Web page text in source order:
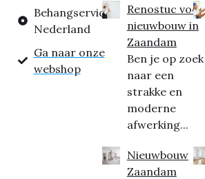
Behangservice
Nederland
Ga naar onze
webshop
Renostuc voor
nieuwbouw in
Zaandam
Ben je op zoek
naar een
strakke en
moderne
afwerking...
Nieuwbouw
Zaandam